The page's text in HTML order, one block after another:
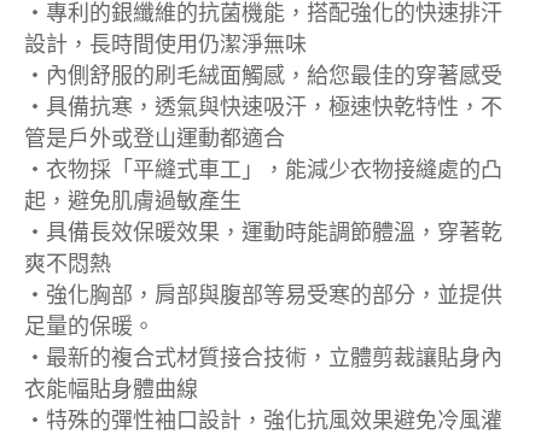
‧專利的銀纖維的抗菌機能，搭配強化的快速排汗
設計，長時間使用仍潔淨無味
‧內側舒服的刷毛絨面觸感，給您最佳的穿著感受
‧具備抗寒，透氣與快速吸汗，極速快乾特性，不
管是戶外或登山運動都適合
‧衣物採「平縫式車工」，能減少衣物接縫處的凸
起，避免肌膚過敏產生
‧具備長效保暖效果，運動時能調節體溫，穿著乾
爽不悶熱
‧強化胸部，肩部與腹部等易受寒的部分，並提供
足量的保暖。
‧最新的複合式材質接合技術，立體剪裁讓貼身內
衣能幅貼身體曲線
‧特殊的彈性袖口設計，強化抗風效果避免冷風灌